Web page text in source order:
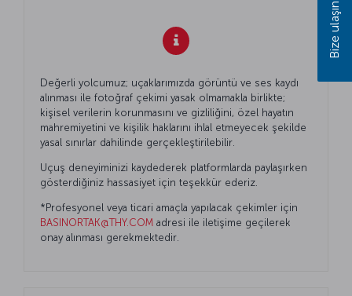
Değerli yolcumuz; uçaklarımızda görüntü ve ses kaydı
alınması ile fotoğraf çekimi yasak olmamakla birlikte;
kişisel verilerin korunmasını ve gizliliğini, özel hayatın
mahremiyetini ve kişilik haklarını ihlal etmeyecek şekilde
yasal sınırlar dahilinde gerçekleştirilebilir.
Uçuş deneyiminizi kaydederek platformlarda paylaşırken
gösterdiğiniz hassasiyet için teşekkür ederiz.
*Profesyonel veya ticari amaçla yapılacak çekimler için
BASINORTAK@THY.COM adresi ile iletişime geçilerek
onay alınması gerekmektedir.
Bize ulaşın